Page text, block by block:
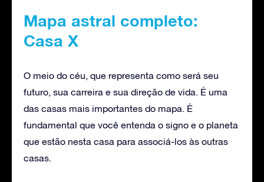
Mapa astral completo:
Casa X
O meio do céu, que representa como será seu
futuro, sua carreira e sua direção de vida. É uma
das casas mais importantes do mapa. É
fundamental que você entenda o signo e o planeta
que estão nesta casa para associá-los às outras
casas.